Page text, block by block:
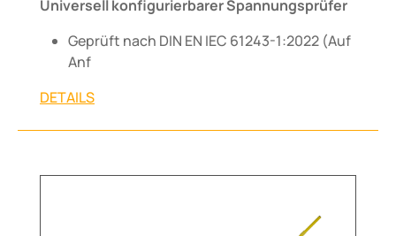
Universell konfigurierbarer Spannungsprüfer
Geprüft nach DIN EN IEC 61243-1:2022 (Auf
Anf
DETAILS